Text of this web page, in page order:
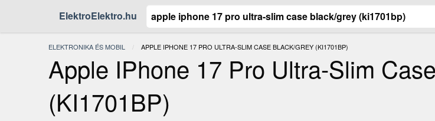
ElektroElektro.hu
ELEKTRONIKA ÉS MOBIL JELENLEGI:
APPLE IPHONE 17 PRO ULTRA-SLIM CASE BLACK/GREY (KI1701BP)
Apple IPhone 17 Pro Ultra-Slim
(KI1701BP)